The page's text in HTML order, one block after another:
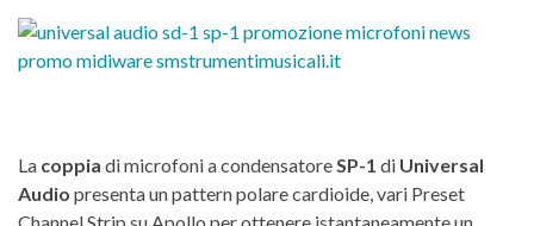
La coppia di microfoni a condensatore SP-1 di Universal
Audio presenta un pattern polare cardioide, vari Preset
Channel Strip su Apollo per ottenere istantaneamente un